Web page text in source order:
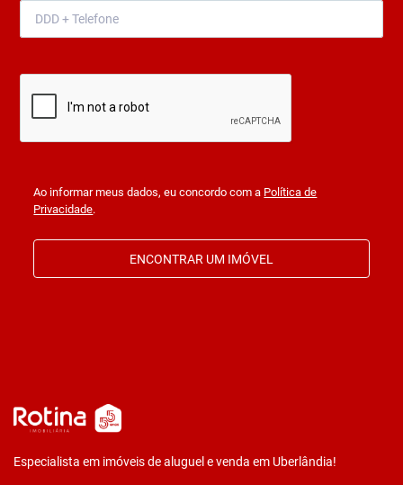
Ao informar meus dados, eu concordo com a Política de
Privacidade.
ENCONTRAR UM IMÓVEL
Especialista em imóveis de aluguel e venda em Uberlândia!